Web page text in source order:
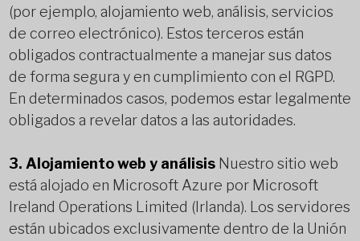
(por ejemplo, alojamiento web, análisis, servicios
de correo electrónico). Estos terceros están
obligados contractualmente a manejar sus datos
de forma segura y en cumplimiento con el RGPD.
En determinados casos, podemos estar legalmente
obligados a revelar datos a las autoridades.
3. Alojamiento web y análisisNuestro sitio web
está alojado en Microsoft Azure por Microsoft
Ireland Operations Limited (Irlanda). Los servidores
están ubicados exclusivamente dentro de la Unión